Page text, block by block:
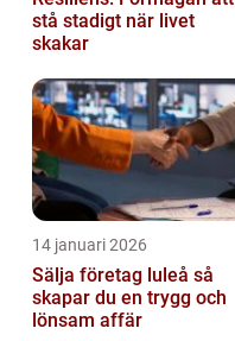
stå stadigt när livet
skakar
14 januari 2026
Sälja företag luleå så
skapar du en trygg och
lönsam affär